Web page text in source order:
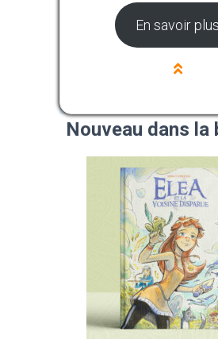
En savoir plus
Nouveau dans la